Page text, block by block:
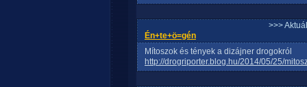
>>>
Én+te+ö=gén
Mítoszok és tények a dizájner drogokról
http://drogriporter.blog.hu/2014/05/25/